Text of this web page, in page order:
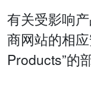
有关受影响
商网站的相
Products”的